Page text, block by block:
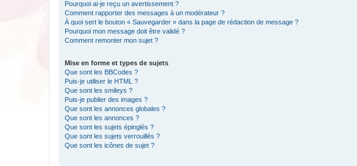
Pourquoi ai-je reçu un avertissement ?
Comment rapporter des messages à un modérateur ?
À quoi sert le bouton « Sauvegarder » dans la page de rédaction de message ?
Pourquoi mon message doit être validé ?
Comment remonter mon sujet ?
Mise en forme et types de sujets
Que sont les BBCodes ?
Puis-je utiliser le HTML ?
Que sont les smileys ?
Puis-je publier des images ?
Que sont les annonces globales ?
Que sont les annonces ?
Que sont les sujets épinglés ?
Que sont les sujets verrouillés ?
Que sont les icônes de sujet ?